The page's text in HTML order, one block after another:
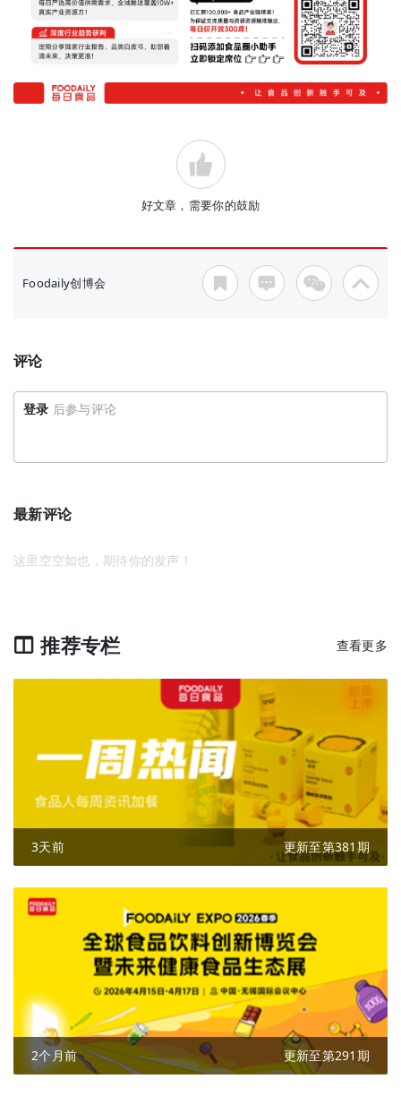
好文章，需要你的鼓励
Foodaily创博会
评论
登录 后参与评论
最新评论
这里空空如也，期待你的发声！
推荐专栏 查看更多
3天前 更新至第381期
2个月前 更新至第291期